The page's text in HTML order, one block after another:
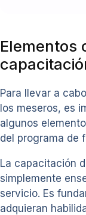
Elementos
Para llevar a
los meseros, es
algunos
del programa de
La capacitación
simplemente
servicio. Es
adquieran